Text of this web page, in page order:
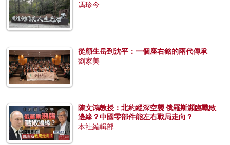
馮珍今
從顧生岳到沈平：一個座右銘的兩代傳承
劉家美
陳文鴻教授：北約縱深空襲 俄羅斯瀕臨戰敗
邊緣？中國零部件能左右戰局走向？
本社編輯部